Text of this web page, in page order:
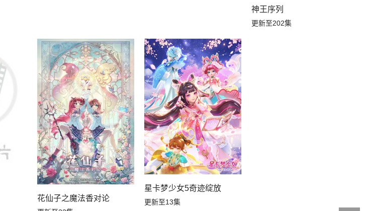
神王序列
更新至202集
花仙子之魔法香对论
星卡梦少女5奇迹绽放
更新至13集